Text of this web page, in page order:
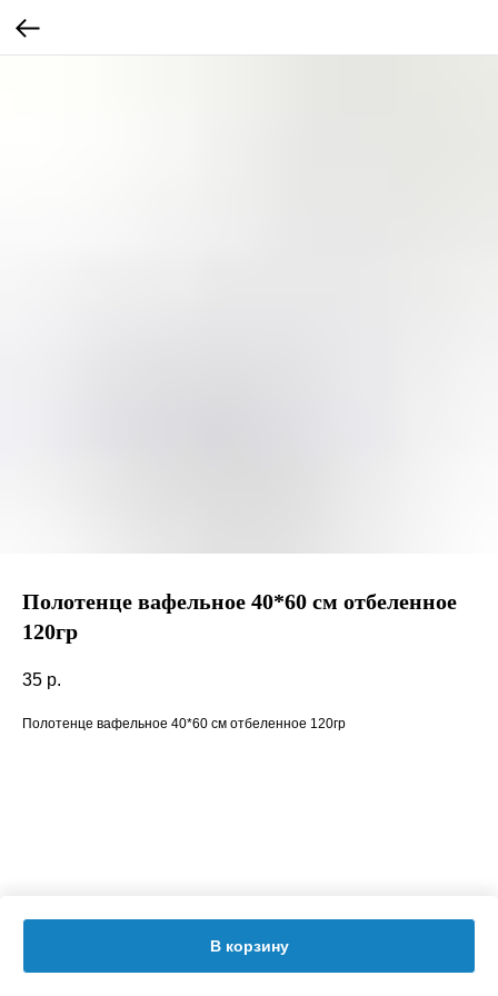
Полотенце вафельное 40*60 см отбеленное
120гр
35 р.
В корзину
Полотенце вафельное 40*60 см отбеленное 120гр